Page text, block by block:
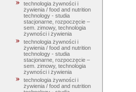
technologia żywności i
żywienia / food and nutrition
technology - studia
stacjonarne, rozpoczęcie –
sem. zimowy, technologia
żywności i żywienia
technologia żywności i
żywienia / food and nutrition
technology - studia
stacjonarne, rozpoczęcie –
sem. zimowy, technologia
żywności i żywienia
technologia żywności i
żywienia / food and nutrition